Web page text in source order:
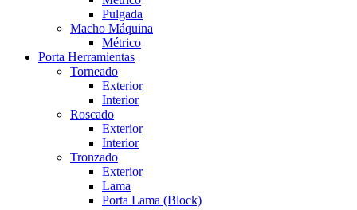
Pulgada
Macho Máquina
Métrico
Porta Herramientas
Torneado
Exterior
Interior
Roscado
Exterior
Interior
Tronzado
Exterior
Lama
Porta Lama (Block)